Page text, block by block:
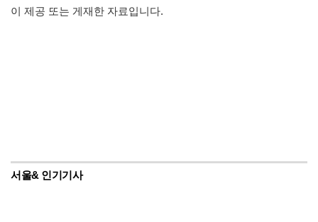
이 제공 또는 게재한 자료입니다.
서울& 인기기사